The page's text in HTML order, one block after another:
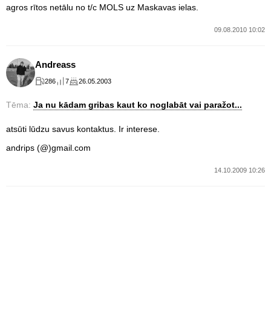
agros rītos netālu no t/c MOLS uz Maskavas ielas.
09.08.2010 10:02
Andreass
286 7 26.05.2003
Tēma: Ja nu kādam gribas kaut ko noglabāt vai paražot...
atsūti lūdzu savus kontaktus. Ir interese.
andrips (@)gmail.com
14.10.2009 10:26